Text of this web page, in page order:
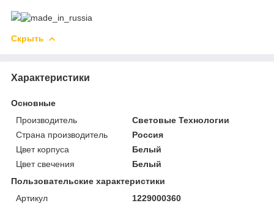
Скрыть
Характеристики
Основные
Производитель
Световые Технологии
Страна производитель
Россия
Цвет корпуса
Белый
Цвет свечения
Белый
Пользовательские характеристики
Артикул
1229000360